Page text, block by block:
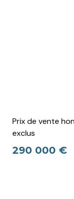
Prix de vente
exclus
290 000 €